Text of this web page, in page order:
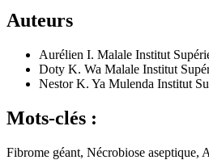
Auteurs
Aurélien I. Malale Institut
Doty K. Wa Malale Institut
Nestor K. Ya Mulenda Institut
Mots-clés :
Fibrome géant, Nécrobiose aseptique,